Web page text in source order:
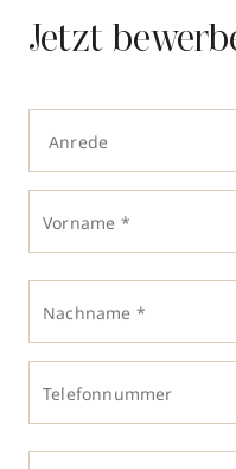
Jetzt
Anrede
Vorname *
Nachname *
Telefonnummer